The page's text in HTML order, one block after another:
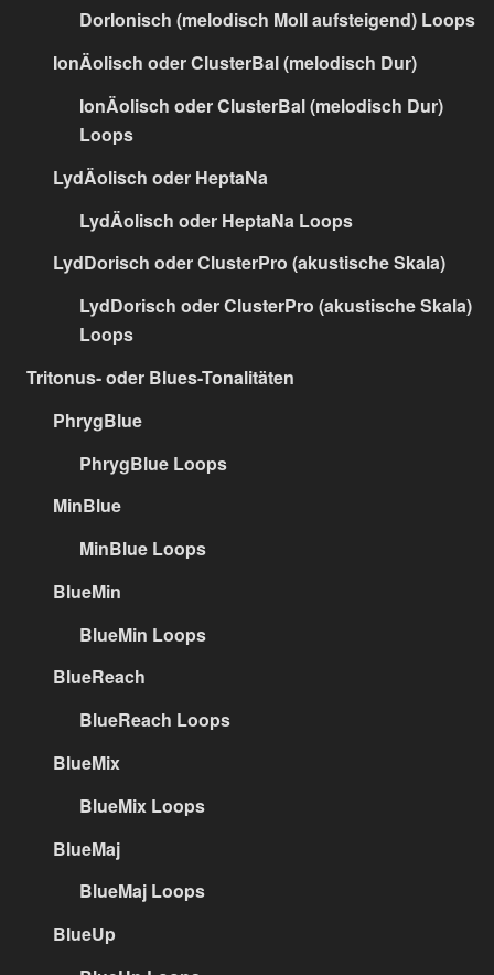
DorIonisch (melodisch Moll aufsteigend) Loops
IonÄolisch oder ClusterBal (melodisch Dur)
IonÄolisch oder ClusterBal (melodisch Dur)
Loops
LydÄolisch oder HeptaNa
LydÄolisch oder HeptaNa Loops
LydDorisch oder ClusterPro (akustische Skala)
LydDorisch oder ClusterPro (akustische Skala)
Loops
Tritonus- oder Blues-Tonalitäten
PhrygBlue
PhrygBlue Loops
MinBlue
MinBlue Loops
BlueMin
BlueMin Loops
BlueReach
BlueReach Loops
BlueMix
BlueMix Loops
BlueMaj
BlueMaj Loops
BlueUp